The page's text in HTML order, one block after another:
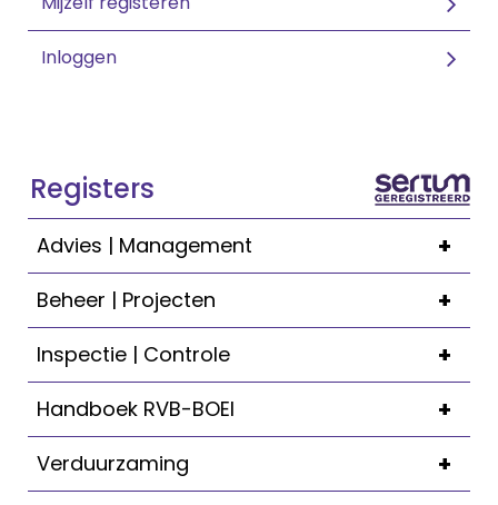
Inloggen
Registers
+
Advies | Management
+
Beheer | Projecten
+
Inspectie | Controle
+
Handboek RVB-BOEI
+
Verduurzaming